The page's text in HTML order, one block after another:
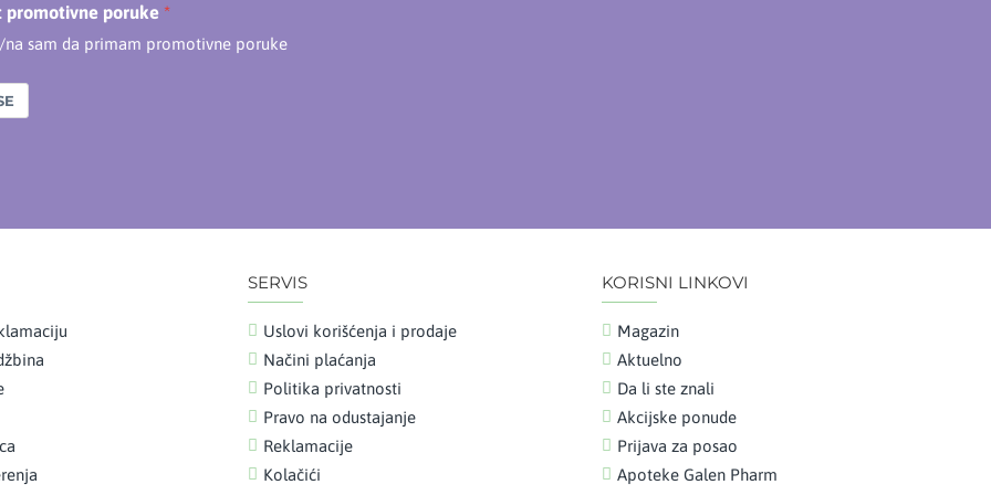
promotivne poruke
na sam da primam promotivne poruke
SERVIS
Uslovi korišćenja i prodaje
Načini plaćanja
Politika privatnosti
Pravo na odustajanje
Reklamacije
Kolačići
KORISNI LINKOVI
Magazin
Aktuelno
Da li ste znali
Akcijske ponude
Prijava za posao
Apoteke Galen Pharm